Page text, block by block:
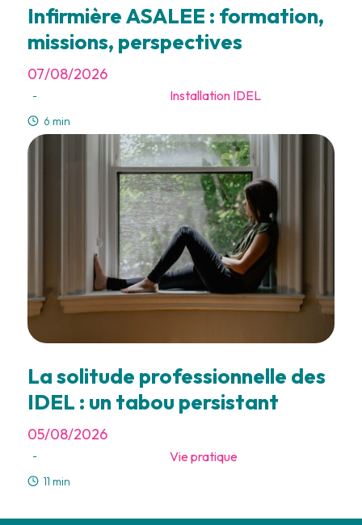
Infirmière ASALEE : formation,
missions, perspectives
07/08/2026
- Installation IDEL
6 min
La solitude professionnelle des
IDEL : un tabou persistant
05/08/2026
- Vie pratique
11 min